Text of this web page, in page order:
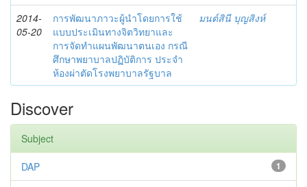
2014-
05-20
การพัฒนาภาวะผู้นำโดยการใช้
แบบประเมินทางจิตวิทยาและ
การจัดทำแผนพัฒนาตนเอง กรณี
ศึกษาพยาบาลปฏิบัติการ ประจำ
ห้องผ่าตัดโรงพยาบาลรัฐบาล
มนต์สินี บุญสิงห์
Discover
Subject
1
DAP